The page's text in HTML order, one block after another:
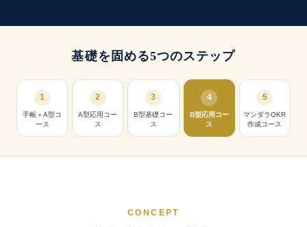
基礎を固める5つのステップ
1
手帳＋A型コ
ース
2
A型応用コー
ス
3
B型基礎コー
ス
4
B型応用コー
ス
5
マンダラOKR
作成コース
CONCEPT